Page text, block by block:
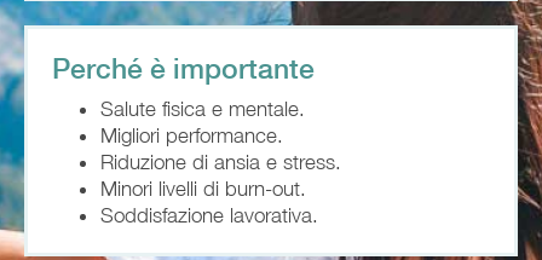
Perché è importante
Salute fisica e mentale.
Migliori performance.
Riduzione di ansia e stress.
Minori livelli di burn-out.
Soddisfazione lavorativa.